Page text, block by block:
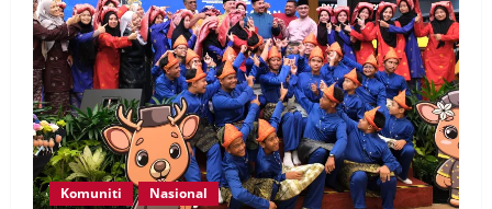
Komuniti Nasional